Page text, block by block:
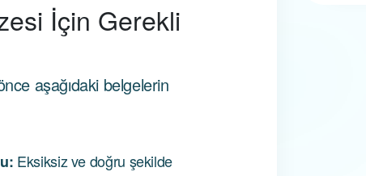
İçin Gerekli
aşağıdaki belgelerin
Eksiksiz ve doğru şekilde